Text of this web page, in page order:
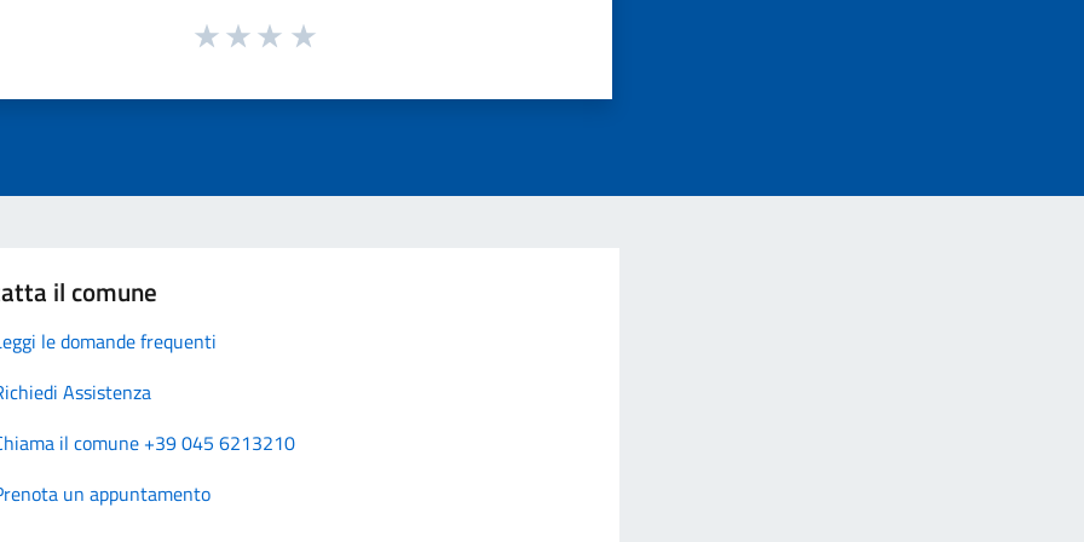
il comune
le domande frequenti
Assistenza
il comune +39 045 6213210
un appuntamento